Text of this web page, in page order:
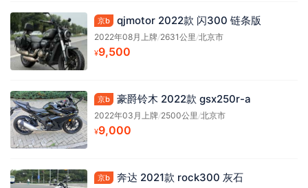
京b qjmotor 2022款 闪300 链条版
2022年08月上牌/2631公里/北京市
¥9,500
京b 豪爵铃木 2022款 gsx250r-a
2022年03月上牌/2500公里/北京市
¥9,000
京b 奔达 2021款 rock300 灰石